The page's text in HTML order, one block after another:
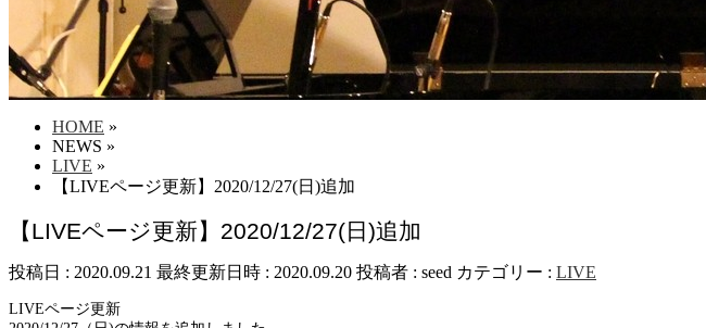
HOME »
NEWS »
LIVE »
【LIVEページ更新】2020/12/27(日)追加
【LIVEページ更新】2020/12/27(日)追加
投稿日 : 2020.09.21 最終更新日時 : 2020.09.20 投稿者 : seed カテゴリー : LIVE
LIVEページ更新